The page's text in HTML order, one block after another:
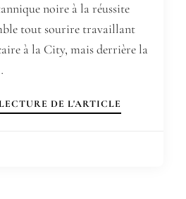
noire à la réussite
tout sourire travaillant
à la City, mais derrière la
DE L'ARTICLE